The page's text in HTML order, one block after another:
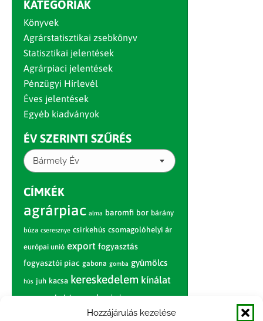
Hozzájárulás kezelése
KATEGÓRIÁK
Könyvek
Agrárstatisztikai zsebkönyv
Statisztikai jelentések
Agrárpiaci jelentések
Pénzügyi Hírlevél
Éves jelentések
Egyéb kiadványok
ÉV SZERINTI SZŰRÉS
Bármely Év
CÍMKÉK
agrárpiac alma baromfi bor bárány
búza cseresznye csirkehús csomagolóhelyi ár
európai unió export fogyasztás
fogyasztói piac gabona gomba gyümölcs
hús juh kacsa kereskedelem kínálat
körte marhahús nagybani piac narancs
nemzetközi árinformációk